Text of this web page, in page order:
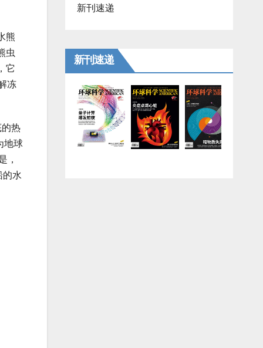
熊
虫
它
冻
热
地球
，
的水
新刊速递
新刊速递